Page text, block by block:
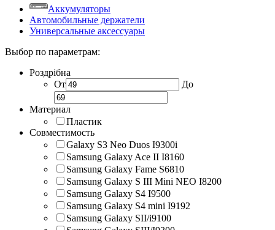
Аккумуляторы
Автомобильные держатели
Универсальные аксессуары
Выбор по параметрам:
Роздрібна
От
До
Материал
Пластик
Совместимость
Galaxy S3 Neo Duos I9300i
Samsung Galaxy Ace II I8160
Samsung Galaxy Fame S6810
Samsung Galaxy S III Mini NEO I8200
Samsung Galaxy S4 I9500
Samsung Galaxy S4 mini I9192
Samsung Galaxy SII/i9100